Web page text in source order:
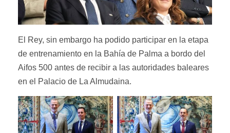
El Rey, sin embargo ha podido participar en la etapa
de entrenamiento en la Bahía de Palma a bordo del
Aifos 500 antes de recibir a las autoridades baleares
en el Palacio de La Almudaina.